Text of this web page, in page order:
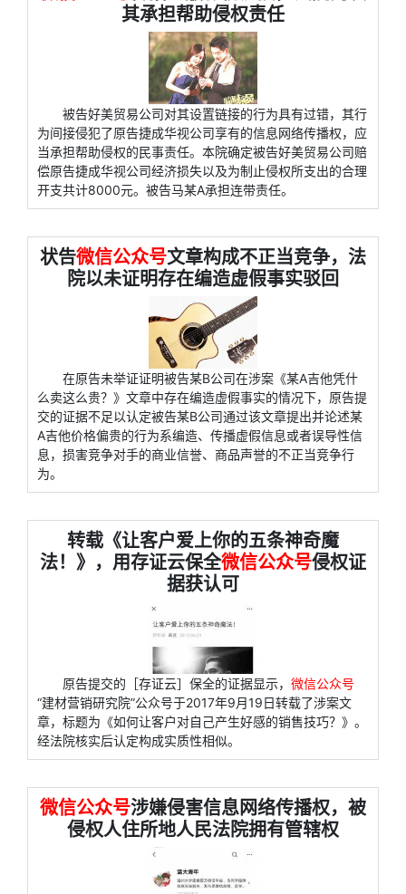
其承担帮助侵权责任
被告好美贸易公司对其设置链接的行为具有过错，其行
为间接侵犯了原告捷成华视公司享有的信息网络传播权，应
当承担帮助侵权的民事责任。本院确定被告好美贸易公司赔
偿原告捷成华视公司经济损失以及为制止侵权所支出的合理
开支共计8000元。被告马某A承担连带责任。
状告微信公众号文章构成不正当竞争，法
院以未证明存在编造虚假事实驳回
在原告未举证证明被告某B公司在涉案《某A吉他凭什
么卖这么贵？》文章中存在编造虚假事实的情况下，原告提
交的证据不足以认定被告某B公司通过该文章提出并论述某
A吉他价格偏贵的行为系编造、传播虚假信息或者误导性信
息，损害竞争对手的商业信誉、商品声誉的不正当竞争行
为。
转载《让客户爱上你的五条神奇魔
法！》，用存证云保全微信公众号侵权证
据获认可
原告提交的［存证云］保全的证据显示， 微信公众号
“建材营销研究院”公众号于2017年9月19日转载了涉案文
章，标题为《如何让客户对自己产生好感的销售技巧？》。
经法院核实后认定构成实质性相似。
微信公众号涉嫌侵害信息网络传播权，被
侵权人住所地人民法院拥有管辖权